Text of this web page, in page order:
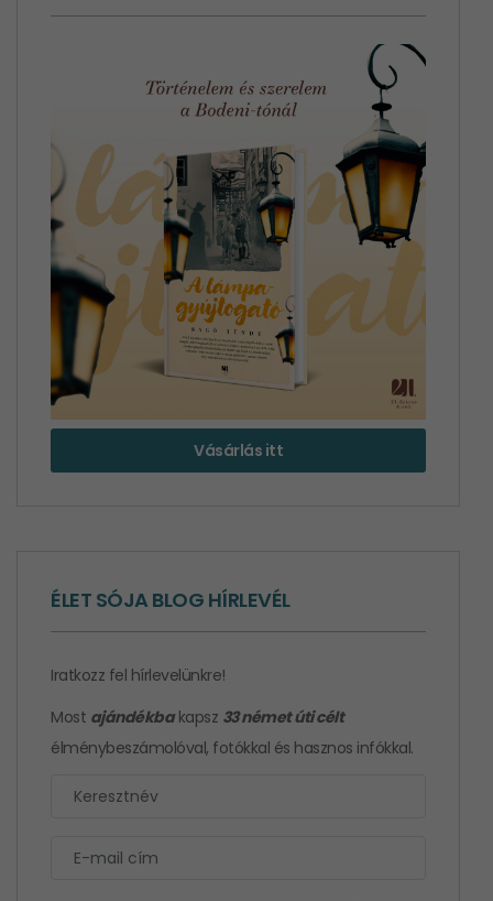
Vásárlás itt
ÉLET SÓJA BLOG HÍRLEVÉL
Iratkozz fel hírlevelünkre!
Most ajándékbakapsz 33 német úti célt
élménybeszámolóval, fotókkal és hasznos infókkal.